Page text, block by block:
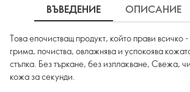
ВЪВЕДЕНИЕ ОПИСАНИЕ
Това епочистващ продукт, който прави всичко
грима, почиства, овлажнява и успокоява
стъпка. Без търкане, без изплакване, Свежа,
кожа за секунди.